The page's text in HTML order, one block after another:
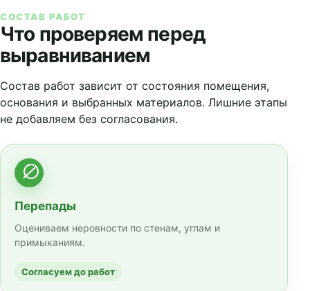
СОСТАВ РАБОТ
Что проверяем перед
выравниванием
Состав работ зависит от состояния помещения,
основания и выбранных материалов. Лишние этапы
не добавляем без согласования.
Перепады
Оцениваем неровности по стенам, углам и
примыканиям.
Согласуем до работ